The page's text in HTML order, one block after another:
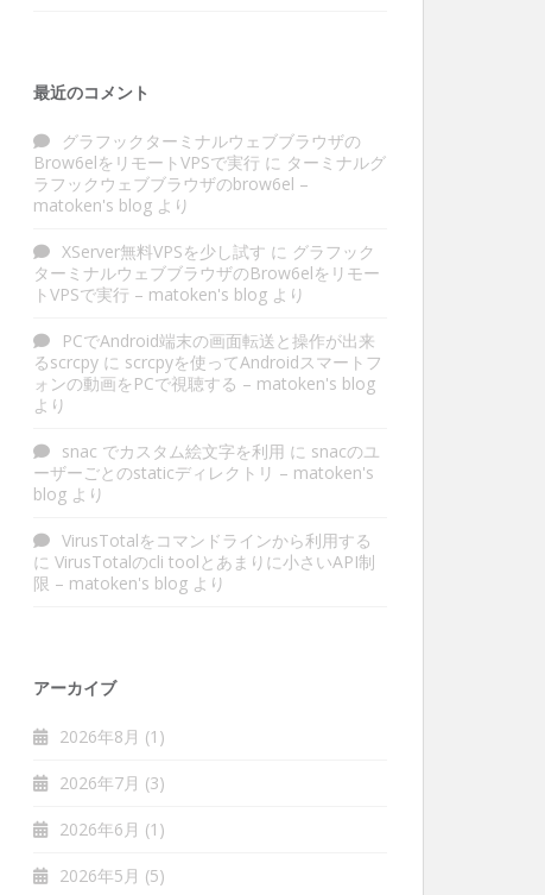
最近のコメント
グラフックターミナルウェブブラウザの
Brow6elをリモートVPSで実行 に ターミナルグ
ラフックウェブブラウザのbrow6el –
matoken's blog より
XServer無料VPSを少し試す に グラフック
ターミナルウェブブラウザのBrow6elをリモー
トVPSで実行 – matoken's blog より
PCでAndroid端末の画面転送と操作が出来
るscrcpy に scrcpyを使ってAndroidスマートフ
ォンの動画をPCで視聴する – matoken's blog
より
snac でカスタム絵文字を利用 に snacのユ
ーザーごとのstaticディレクトリ – matoken's
blog より
VirusTotalをコマンドラインから利用する
に VirusTotalのcli toolとあまりに小さいAPI制
限 – matoken's blog より
アーカイブ
2026年8月 (1)
2026年7月 (3)
2026年6月 (1)
2026年5月 (5)